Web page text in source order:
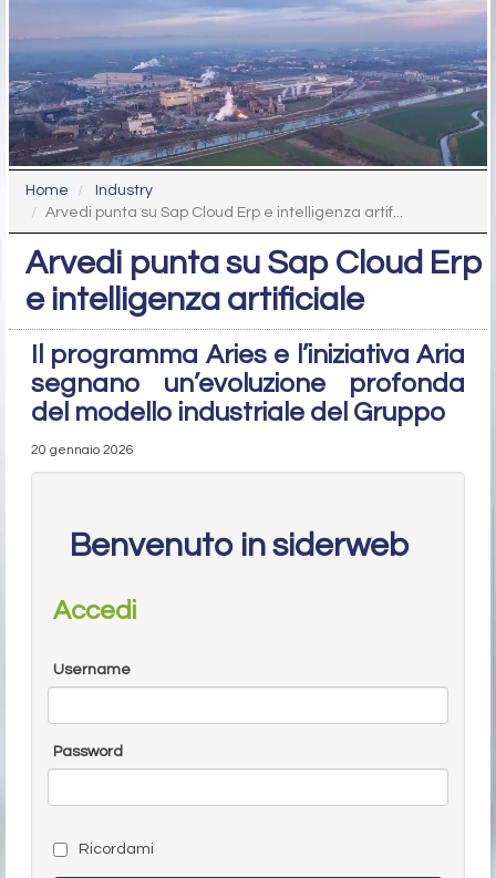
Home
Industry
Arvedi punta su Sap Cloud Erp e intelligenza artif...
Arvedi punta su Sap Cloud Erp
e intelligenza artificiale
Il programma Aries e l’iniziativa Aria
segnano un’evoluzione profonda
del modello industriale del Gruppo
20 gennaio 2026
Benvenuto in siderweb
Accedi
Username
Password
Ricordami